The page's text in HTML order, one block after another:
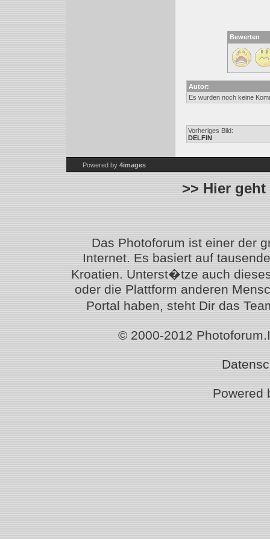
Bewerten
Autor:
Es wurden noch keine
Vorheriges Bild:
DELFIN
Powered by 4images
>> Hier
Das Photoforum ist einer der
Internet. Es basiert auf
Kroatien. Unterst�tze auch
oder die Plattform anderen
Portal haben, steht Dir das
© 2000-2012
Powered